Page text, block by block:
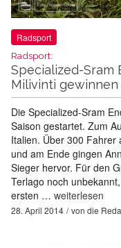
Radsport
Radsport:
Specialized-Sram
Milivinti gewinnen
Die Specialized-Sram
Saison gestartet. Zum
Italien. Über 300 Fahrer
und am Ende gingen
Sieger hervor. Für den
Terlago noch
ersten … weiterlesen
28. April 2014 von die